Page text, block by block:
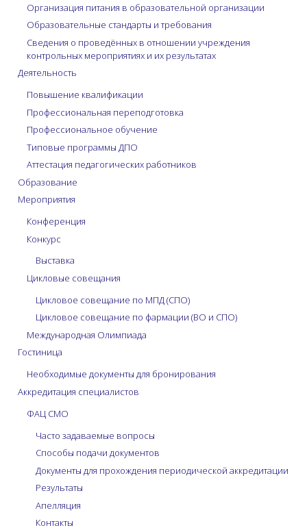
Организация питания в образовательной организации
Образовательные стандарты и требования
Сведения о проведённых в отношении учреждения
контрольных мероприятиях и их результатах
Деятельность
Повышение квалификации
Профессиональная переподготовка
Профессиональное обучение
Типовые программы ДПО
Аттестация педагогических работников
Образование
Мероприятия
Конференция
Конкурс
Выставка
Цикловые совещания
Цикловое совещание по МПД (СПО)
Цикловое совещание по фармации (ВО и СПО)
Международная Олимпиада
Гостиница
Необходимые документы для бронирования
Аккредитация специалистов
ФАЦ СМО
Часто задаваемые вопросы
Способы подачи документов
Документы для прохождения периодической аккредитации
Результаты
Апелляция
Контакты